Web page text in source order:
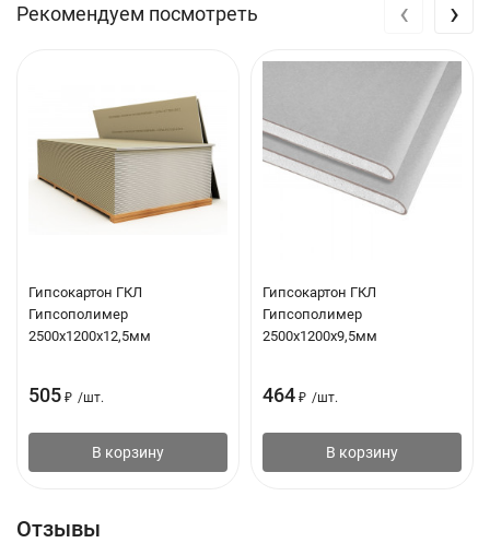
Рекомендуем посмотреть
Гипсокартон ГКЛ
Гипсополимер
2500х1200х12,5мм
505 ₽ /шт.
В корзину
Гипсокартон ГКЛ
Гипсополимер
2500х1200х9,5мм
464 ₽ /шт.
В корзину
‹ ›
Отзывы